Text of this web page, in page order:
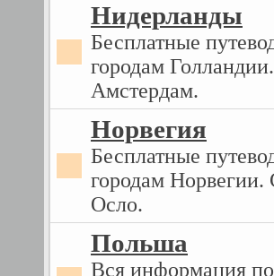
Нидерланды
Бесплатные
городам
Амстердам.
Норвегия
Бесплатные
городам Норвегии.
Осло.
Польша
Вся информация